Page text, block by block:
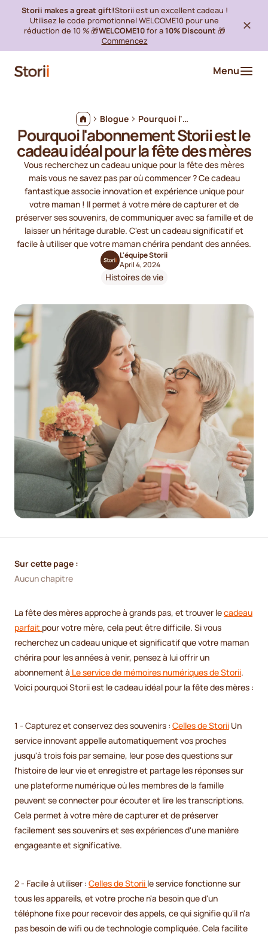
Storii makes a great gift!Storii est un excellent cadeau !
Utilisez le code promotionnel WELCOME10 pour une
réduction de 10 % 🎁WELCOME10for a10% Discount 🎁
Commencez
Menu
Blogue Pourquoi l'abonnement Storii est le cadeau idéal pour la fête des mères
Pourquoi l'abonnement Storii est le
cadeau idéal pour la fête des mères
Vous recherchez un cadeau unique pour la fête des mères
mais vous ne savez pas par où commencer ? Ce cadeau
fantastique associe innovation et expérience unique pour
votre maman ! Il permet à votre mère de capturer et de
préserver ses souvenirs, de communiquer avec sa famille et de
laisser un héritage durable. C'est un cadeau significatif et
facile à utiliser que votre maman chérira pendant des années.
L'équipe Storii
April 4, 2024
Histoires de vie
Sur cette page :
Aucun chapitre
La fête des mères approche à grands pas, et trouver lecadeau
parfait pour votre mère, cela peut être difficile. Si vous
recherchez un cadeau unique et significatif que votre maman
chérira pour les années à venir, pensez à lui offrir un
abonnement à Le service de mémoires numériques de Storii.
Voici pourquoi Storii est le cadeau idéal pour la fête des mères :
1 - Capturez et conservez des souvenirs : Celles de Storii Un
service innovant appelle automatiquement vos proches
jusqu'à trois fois par semaine, leur pose des questions sur
l'histoire de leur vie et enregistre et partage les réponses sur
une plateforme numérique où les membres de la famille
peuvent se connecter pour écouter et lire les transcriptions.
Cela permet à votre mère de capturer et de préserver
facilement ses souvenirs et ses expériences d'une manière
engageante et significative.
2 - Facile à utiliser : Celles de Storii le service fonctionne sur
tous les appareils, et votre proche n'a besoin que d'un
téléphone fixe pour recevoir des appels, ce qui signifie qu'il n'a
pas besoin de wifi ou de technologie compliquée. Cela facilite